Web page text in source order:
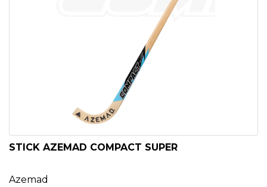
STICK AZEMAD COMPACT SUPER
Azemad